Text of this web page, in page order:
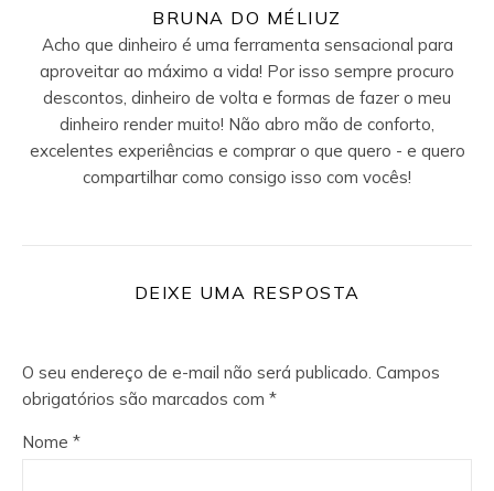
BRUNA DO MÉLIUZ
Acho que dinheiro é uma ferramenta sensacional para
aproveitar ao máximo a vida! Por isso sempre procuro
descontos, dinheiro de volta e formas de fazer o meu
dinheiro render muito! Não abro mão de conforto,
excelentes experiências e comprar o que quero - e quero
compartilhar como consigo isso com vocês!
DEIXE UMA RESPOSTA
O seu endereço de e-mail não será publicado. Campos
obrigatórios são marcados com *
Nome *